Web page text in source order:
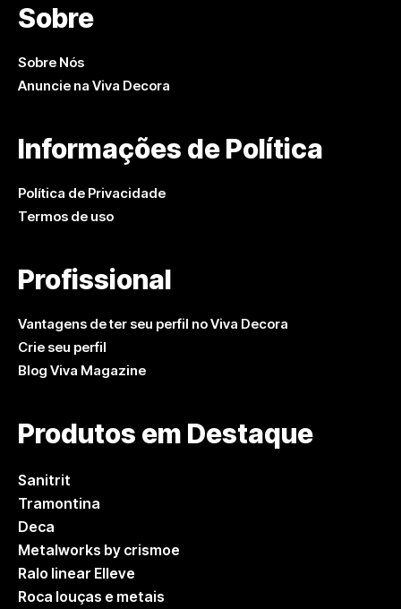
Sobre
Sobre Nós
Anuncie na Viva Decora
Informações de Política
Política de Privacidade
Termos de uso
Profissional
Vantagens de ter seu perfil no Viva Decora
Crie seu perfil
Blog Viva Magazine
Produtos em Destaque
Sanitrit
Tramontina
Deca
Metalworks by crismoe
Ralo linear Elleve
Roca louças e metais